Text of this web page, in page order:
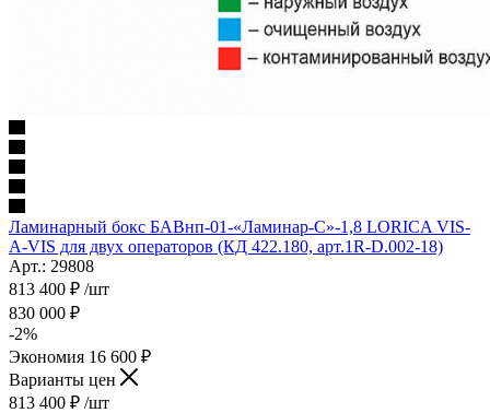
Ламинарный бокс БАВнп-01-«Ламинар-C»-1,8 LORICA VIS-
A-VIS для двух операторов (КД 422.180, арт.1R-D.002-18)
Арт.: 29808
813 400 ₽ /шт
830 000 ₽
-2%
Экономия 16 600 ₽
Варианты цен
813 400 ₽ /шт